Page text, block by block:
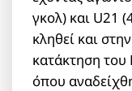
γκολ) και U21
κληθεί και
κατάκτηση
όπου